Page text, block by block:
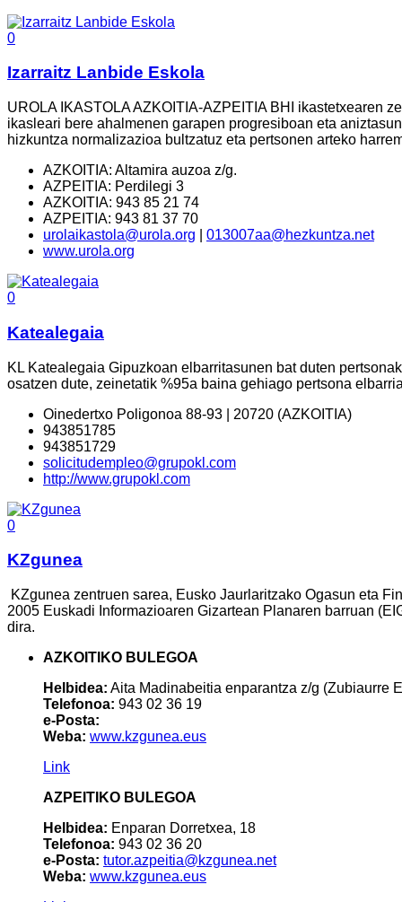
0
Izarraitz Lanbide Eskola
UROLA IKASTOLA AZKOITIA-AZPEITIA BHI ikastetxearen
ikasleari bere ahalmenen garapen progresiboan eta
hizkuntza normalizazioa bultzatuz eta pertsonen arteko
AZKOITIA: Altamira auzoa z/g.
AZPEITIA: Perdilegi 3
AZKOITIA: 943 85 21 74
AZPEITIA: 943 81 37 70
urolaikastola@urola.org
013007aa@hezkuntza.net
www.urola.org
0
Katealegaia
KL Katealegaia Gipuzkoan elbarritasunen bat duten
osatzen dute, zeinetatik %95a baina gehiago pertsona
Oinedertxo Poligonoa 88-93 | 20720 (AZKOITIA)
943851785
943851729
solicitudempleo@grupokl.com
http://www.grupokl.com
0
KZgunea
KZgunea zentruen sarea, Eusko Jaurlaritzako Ogasun eta
2005 Euskadi Informazioaren Gizartean Planaren barruan
dira.
AZKOITIKO BULEGOA
Helbidea: Aita Madinabeitia enparantza z/g (Zubiaurre
Telefonoa: 943 02 36 19
e-Posta:
Weba: www.kzgunea.eus
Link
AZPEITIKO BULEGOA
Helbidea: Enparan Dorretxea, 18
Telefonoa: 943 02 36 20
e-Posta: tutor.azpeitia@kzgunea.net
Weba: www.kzgunea.eus